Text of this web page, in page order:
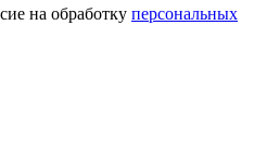
на обработку персональных